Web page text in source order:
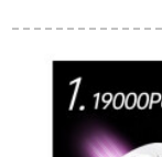
充電掃除機